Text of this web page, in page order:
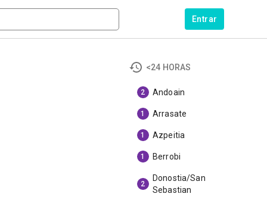
Entrar
<24 HORAS
2 Andoain
1 Arrasate
1 Azpeitia
1 Berrobi
2
Donostia/San
Sebastian